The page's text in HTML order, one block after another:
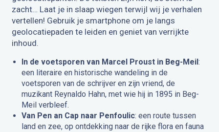
zacht… Laat je in slaap wiegen terwijl wij je verhalen
vertellen! Gebruik je smartphone om je langs
geolocatiepaden te leiden en geniet van verrijkte
inhoud.
In de voetsporen van Marcel Proust in Beg-Meil :
een literaire en historische wandeling in de
voetsporen van de schrijver en zijn vriend, de
muzikant Reynaldo Hahn, met wie hij in 1895 in Beg-
Meil verbleef.
Van Pen an Cap naar Penfoulic: een route tussen
land en zee, op ontdekking naar de rijke flora en fauna